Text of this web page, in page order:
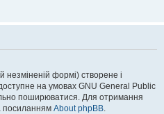
незміненій формі) створене і
на умовах GNU General Public
поширюватися. Для отримання
посиланням About phpBB.